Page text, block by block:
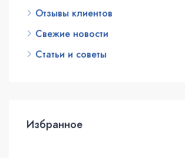
Отзывы клиентов
Свежие новости
Статьи и советы
Избранное